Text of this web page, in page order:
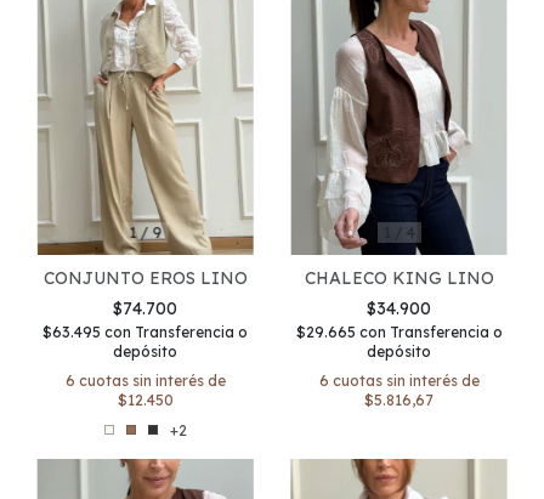
1/ 9
CONJUNTO EROS LINO
$74.700
$63.495 con Transferencia o
depósito
6 cuotas sin interés de
$12.450
+2
1 / 4
CHALECO KING LINO
$34.900
$29.665 con Transferencia o
depósito
6 cuotas sin interés de
$5.816,67